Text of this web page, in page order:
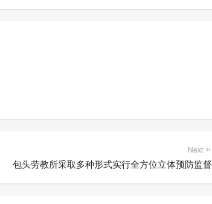
Next
包头劳教所采取多种形式实行全方位立体预防监督
创新戒